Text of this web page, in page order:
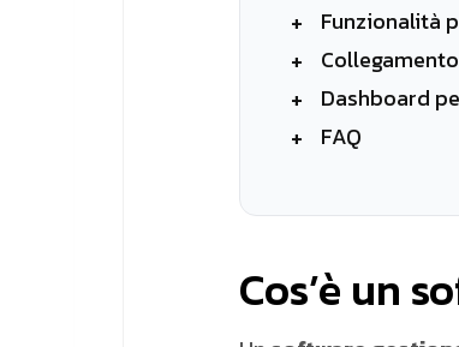
Funzionalità
Dashboard
FAQ
Cos’è un